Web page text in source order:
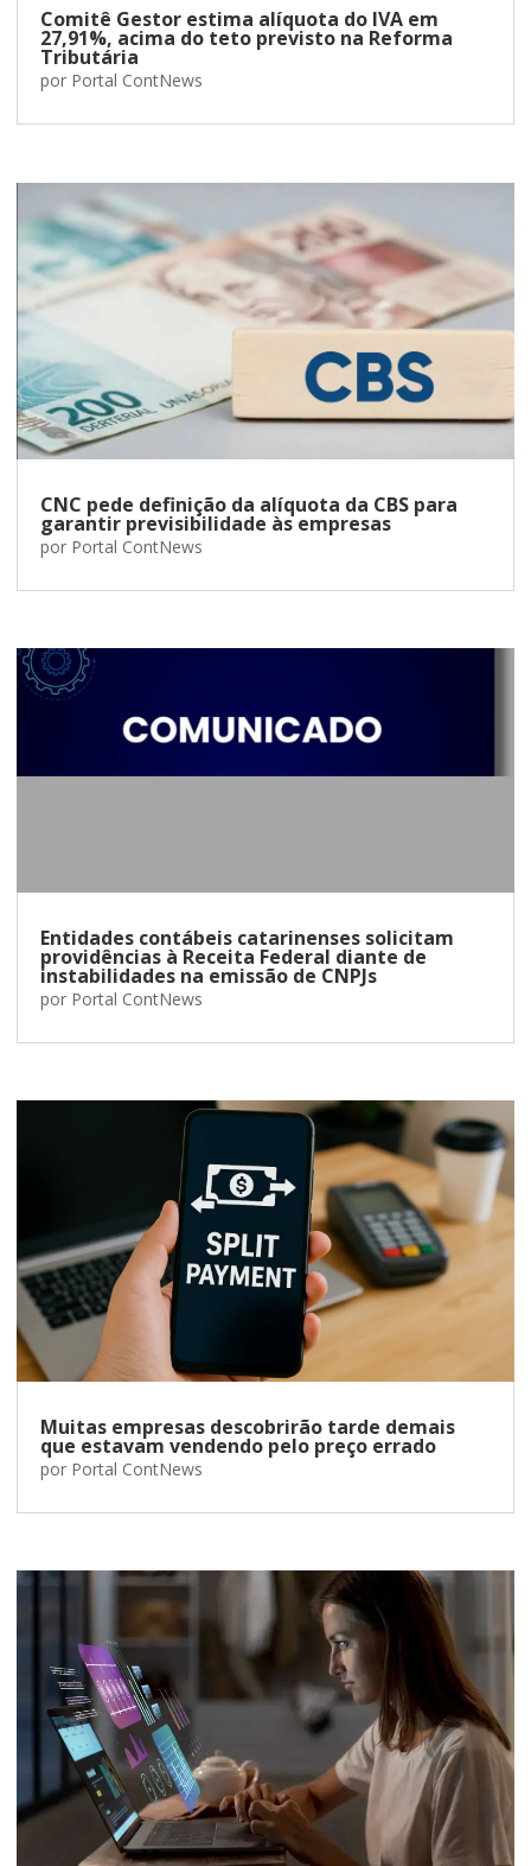
Comitê Gestor estima alíquota do IVA em
27,91%, acima do teto previsto na Reforma
Tributária
por Portal ContNews
CNC pede definição da alíquota da CBS para
garantir previsibilidade às empresas
por Portal ContNews
Entidades contábeis catarinenses solicitam
providências à Receita Federal diante de
instabilidades na emissão de CNPJs
por Portal ContNews
Muitas empresas descobrirão tarde demais
que estavam vendendo pelo preço errado
por Portal ContNews